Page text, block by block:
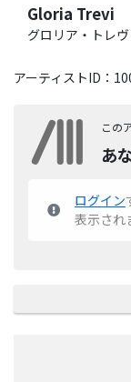
Gloria Trevi
グロリア・トレヴ
アーティストID：
この
あ
ログイン
表示され